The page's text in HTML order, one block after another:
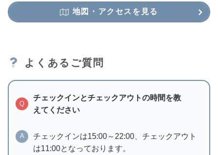
地図・アクセスを見る
よくあるご質問
Q
チェックインとチェックアウトの時間を教
えてください
A
チェックインは15:00～22:00、チェックアウト
は11:00となっております。